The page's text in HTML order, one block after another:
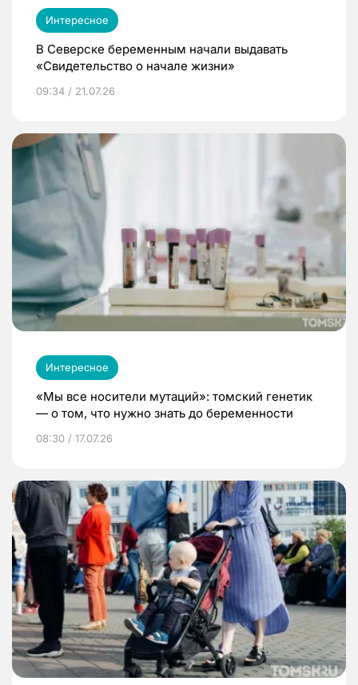
Интересное
В Северске беременным начали выдавать
«Свидетельство о начале жизни»
09:34 / 21.07.26
Интересное
«Мы все носители мутаций»: томский генетик
— о том, что нужно знать до беременности
08:30 / 17.07.26